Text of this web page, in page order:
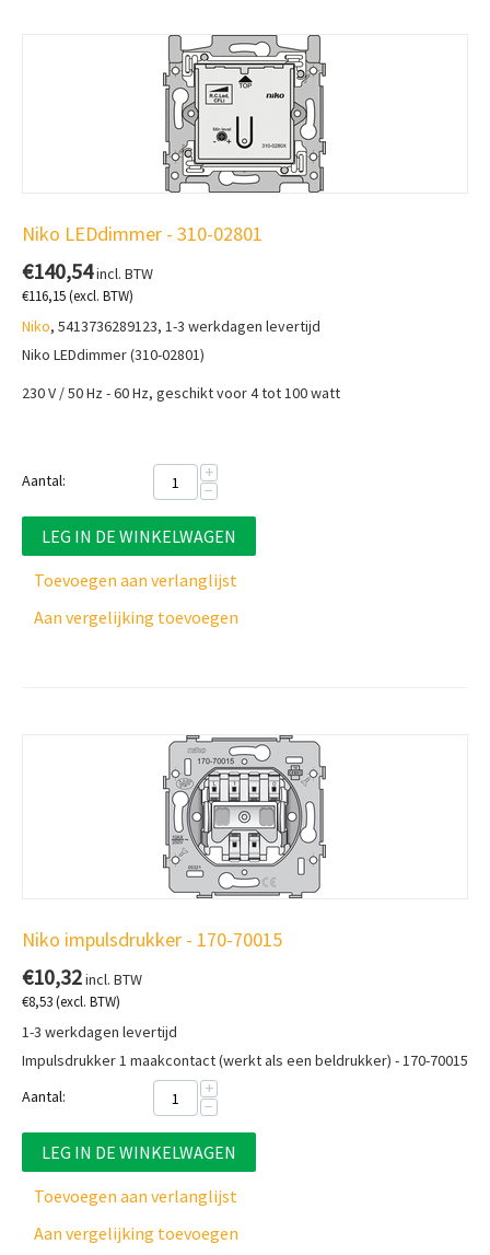
Niko LEDdimmer - 310-02801
€140,54incl. BTW
€116,15(excl. BTW)
Niko, 5413736289123, 1-3 werkdagen levertijd
Niko LEDdimmer (310-02801)
230 V / 50 Hz - 60 Hz, geschikt voor 4 tot 100 watt
Aantal:
+
−
LEG IN DE WINKELWAGEN
Toevoegen aan verlanglijst
Aan vergelijking toevoegen
Niko impulsdrukker - 170-70015
€10,32incl. BTW
€8,53(excl. BTW)
1-3 werkdagen levertijd
Impulsdrukker 1 maakcontact (werkt als een beldrukker) - 170-70015
Aantal:
+
−
LEG IN DE WINKELWAGEN
Toevoegen aan verlanglijst
Aan vergelijking toevoegen